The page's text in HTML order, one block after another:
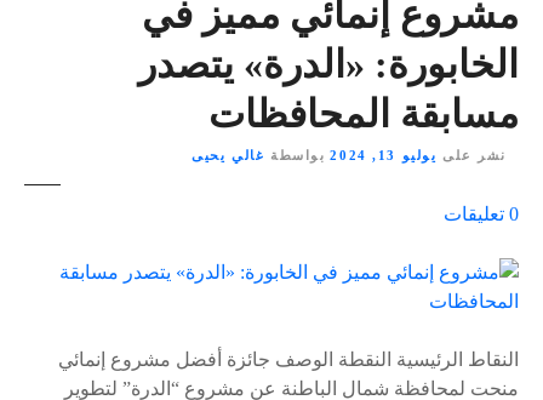
مشروع إنمائي مميز في
الخابورة: «الدرة» يتصدر
مسابقة المحافظات
نشر على يوليو 13, 2024 بواسطة غالي يحيى
0 تعليقات
ى
٪
النقاط الرئيسية النقطة الوصف جائزة أفضل مشروع إنمائي
منحت لمحافظة شمال الباطنة عن مشروع “الدرة” لتطوير